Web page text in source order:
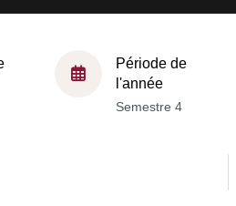
Période de
l'année
Semestre 4